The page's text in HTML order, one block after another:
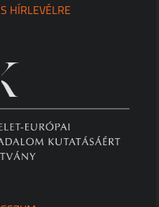
HÍRLEVÉLRE